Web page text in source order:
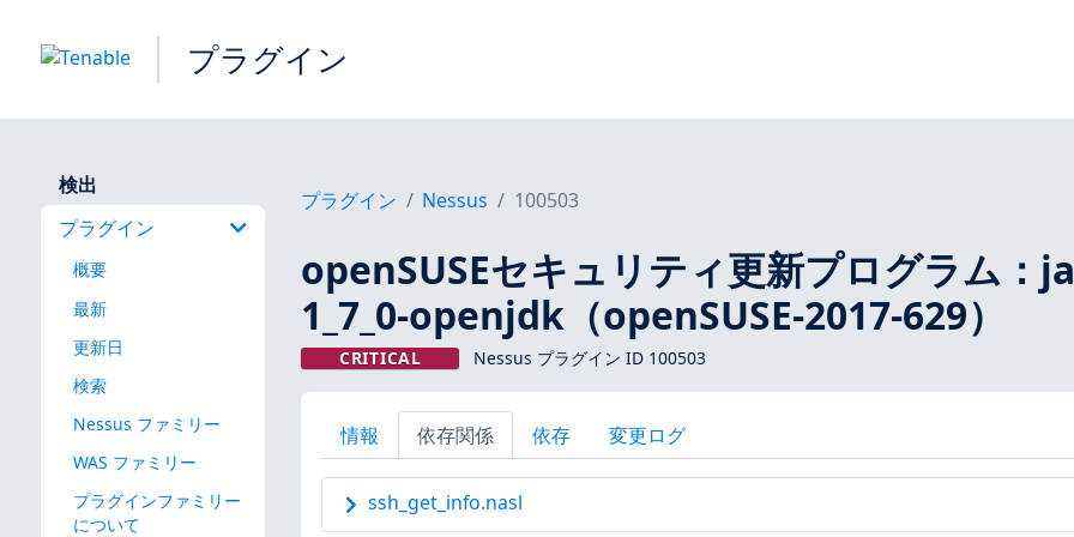
プラグイン
検出
プラグイン
概要
最新
更新日
検索
Nessus ファミリー
WAS ファミリー
プラグインファミリー
について
プラグイン Nessus 100503
openSUSEセキュリティ更新プログラム：
1_7_0-openjdk（openSUSE-2017-629）
CRITICAL Nessus プラグイン ID 100503
情報 依存関係 依存 変更ログ
ssh_get_info.nasl